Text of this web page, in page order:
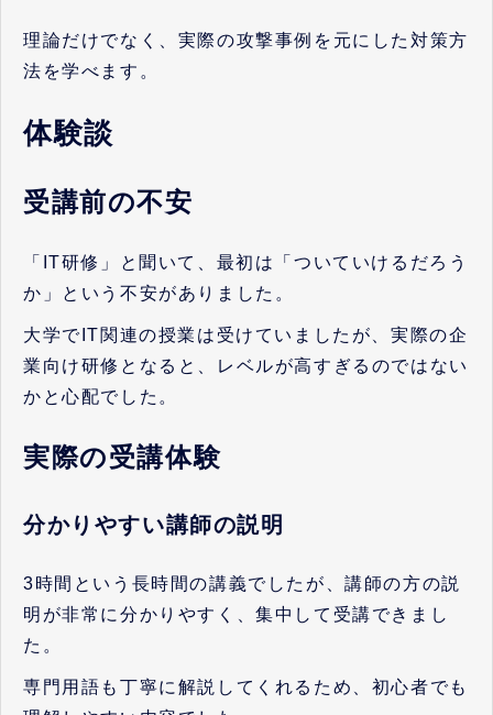
理論だけでなく、実際の攻撃事例を元にした対策方
法を学べます。
体験談
受講前の不安
「IT研修」と聞いて、最初は「ついていけるだろう
か」という不安がありました。
大学でIT関連の授業は受けていましたが、実際の企
業向け研修となると、レベルが高すぎるのではない
かと心配でした。
実際の受講体験
分かりやすい講師の説明
3時間という長時間の講義でしたが、講師の方の説
明が非常に分かりやすく、集中して受講できまし
た。
専門用語も丁寧に解説してくれるため、初心者でも